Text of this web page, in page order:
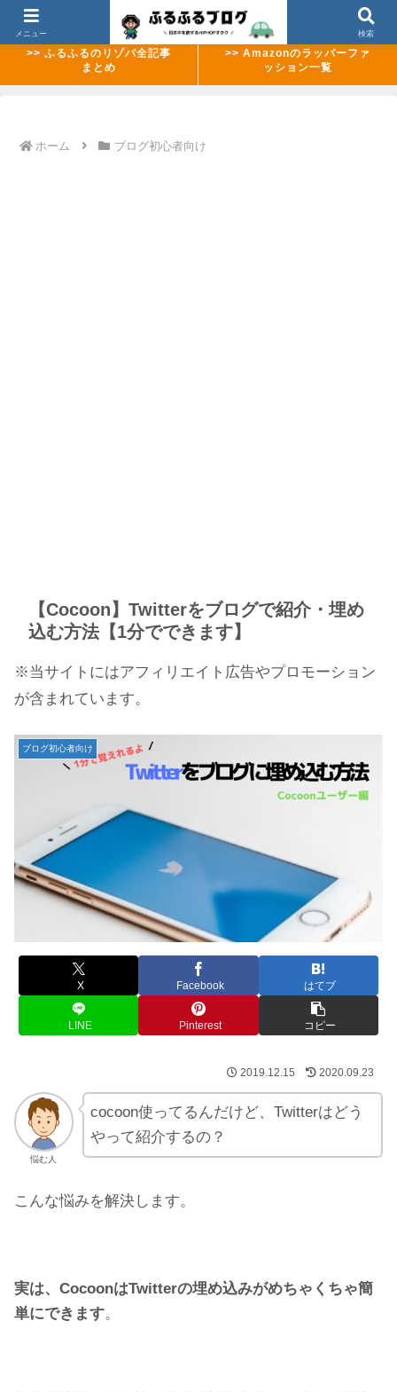
>> 【2026年8月最新】ABEMAのMCバトル配信ラッシュまとめ
>> ふるふるのリゾバ全記事
まとめ
>> Amazonのラッパーファ
ッション一覧
ホーム ブログ初心者向け
【Cocoon】Twitterをブログで紹介・埋め
込む方法【1分でできます】
※当サイトにはアフィリエイト広告やプロモーション
が含まれています。
ブログ初心者向け
X Facebook はてブ
LINE Pinterest コピー
2019.12.15 2020.09.23
悩む人
cocoon使ってるんだけど、Twitterはどう
やって紹介するの？
こんな悩みを解決します。
実は、CocoonはTwitterの埋め込みがめちゃくちゃ簡
単にできます。
メニュー 検索